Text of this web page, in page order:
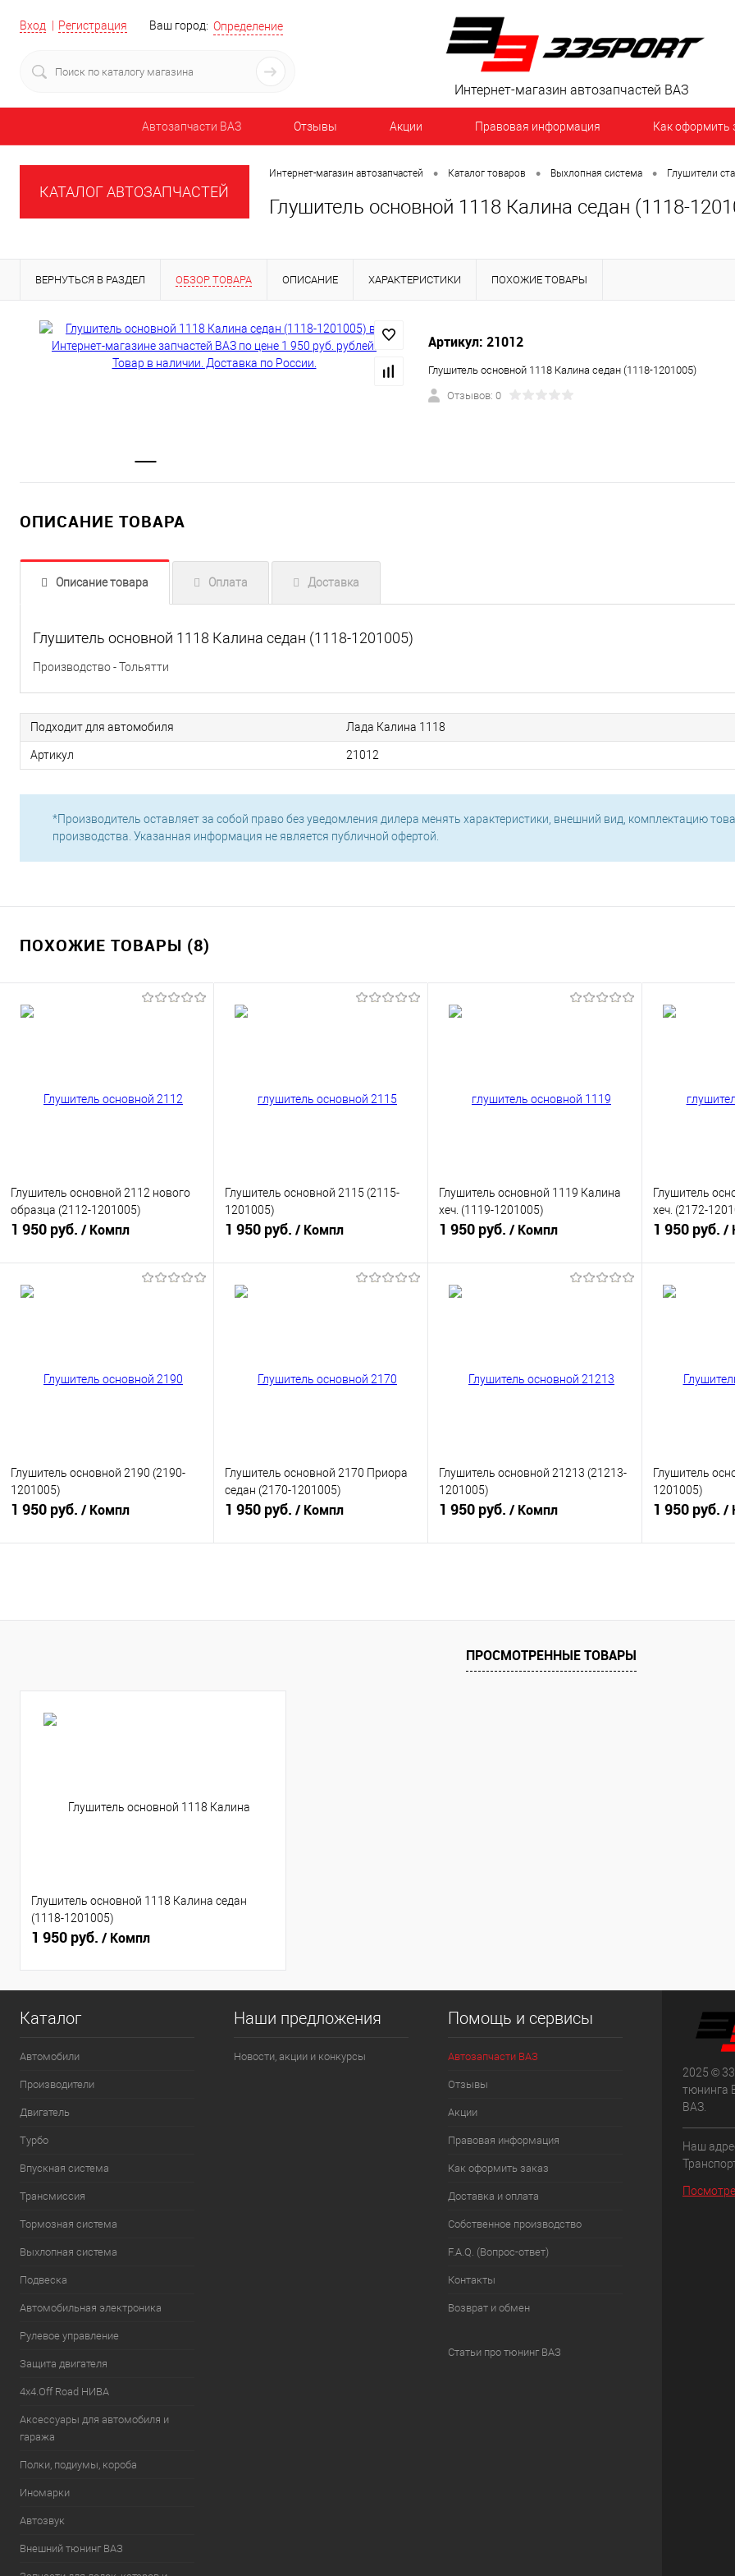
Вход Регистрация Ваш город: Определение
Интернет-магазин автозапчастей ВАЗ
Автозапчасти ВАЗ Отзывы Акции Правовая информация Как оформить
КАТАЛОГ АВТОЗАПЧАСТЕЙ
Интернет-магазин автозапчастей • Каталог товаров • Выхлопная система • Глушители
Глушитель основной 1118 Калина седан (1118-
ВЕРНУТЬСЯ В РАЗДЕЛ ОБЗОР ТОВАРА ОПИСАНИЕ ХАРАКТЕРИСТИКИ ПОХОЖИЕ ТОВАРЫ
Артикул: 21012
Глушитель основной 1118 Калина седан (1118-1201005)
Отзывов: 0
ОПИСАНИЕ ТОВАРА
Описание товара Оплата Доставка
Глушитель основной 1118 Калина седан (1118-1201005)
Производство - Тольятти
Подходит для автомобиля Лада Калина 1118
Артикул 21012
*Производитель оставляет за собой право без уведомления дилера менять характеристики, внешний вид, комплектацию
производства. Указанная информация не является публичной офертой.
ПОХОЖИЕ ТОВАРЫ (8)
Глушитель основной 2112 нового
образца (2112-1201005)
1 950 руб. / Компл
Глушитель основной 2115 (2115-
1201005)
1 950 руб. / Компл
Глушитель основной 1119 Калина
хеч. (1119-1201005)
1 950 руб. / Компл
Глушитель
хеч. (2172-
1 950 руб. /
Глушитель основной 2190 (2190-
1201005)
1 950 руб. / Компл
Глушитель основной 2170 Приора
седан (2170-1201005)
1 950 руб. / Компл
Глушитель основной 21213 (21213-
1201005)
1 950 руб. / Компл
Глушитель
1201005)
1 950 руб. /
ПРОСМОТРЕННЫЕ ТОВАРЫ
Глушитель основной 1118 Калина седан
(1118-1201005)
1 950 руб. / Компл
Каталог
Автомобили
Производители
Двигатель
Турбо
Впускная система
Трансмиссия
Тормозная система
Выхлопная система
Подвеска
Автомобильная электроника
Рулевое управление
Защита двигателя
4х4.Off Road НИВА
Аксессуары для автомобиля и
гаража
Полки, подиумы, короба
Иномарки
Автозвук
Внешний тюнинг ВАЗ
Наши предложения
Новости, акции и конкурсы
Помощь и сервисы
Автозапчасти ВАЗ
Отзывы
Акции
Правовая информация
Как оформить заказ
Доставка и оплата
Собственное производство
F.A.Q. (Вопрос-ответ)
Контакты
Возврат и обмен
Статьи про тюнинг ВАЗ
2025 ©
тюнинга
ВАЗ.
Наш